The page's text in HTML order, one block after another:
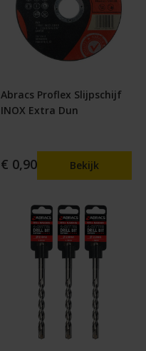
Abracs Proflex Slijpschijf
INOX Extra Dun
€ 0,90 Bekijk